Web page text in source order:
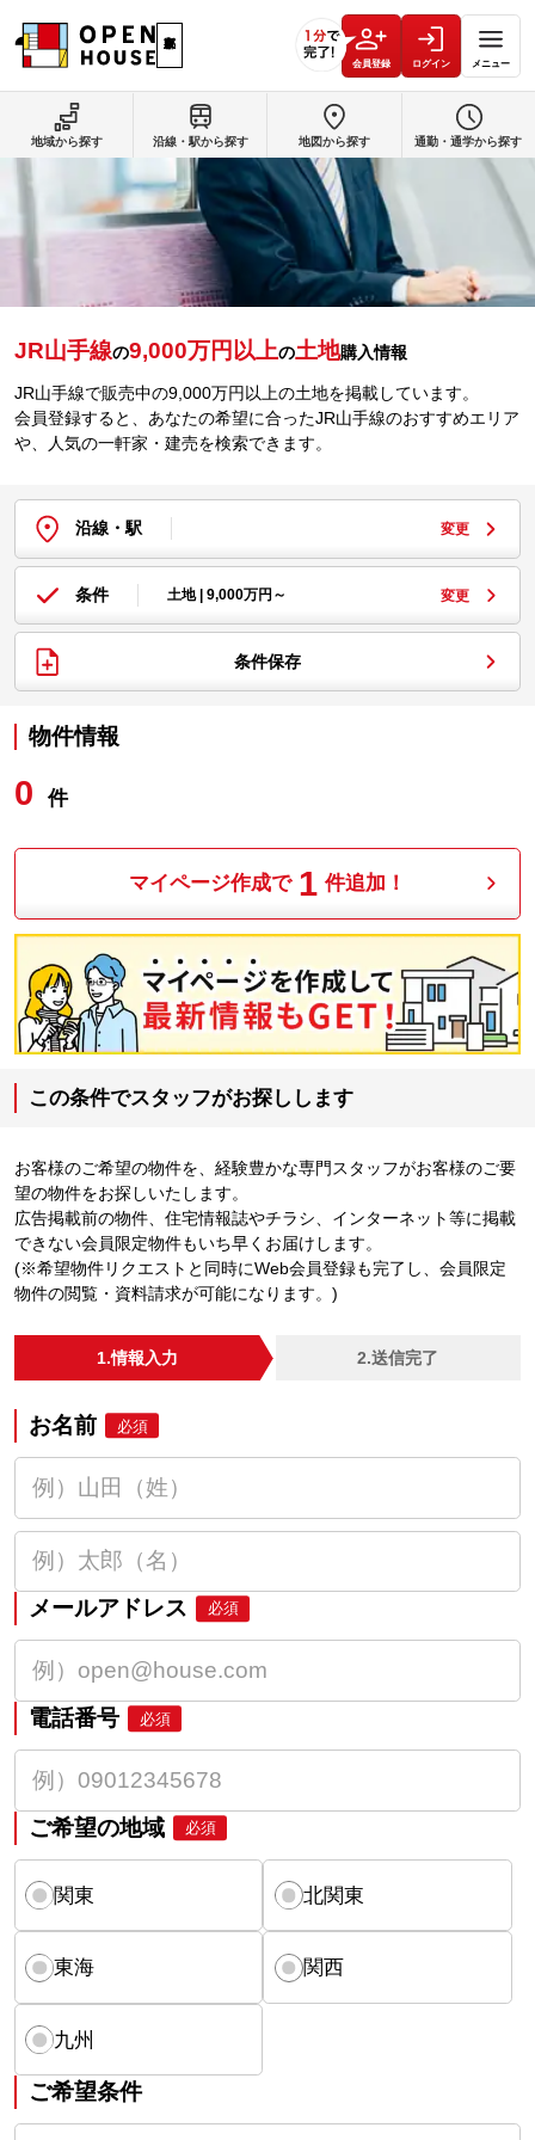
会員登録 ログイン メニュー
JR山手線の9,000万円以上の土地購入情報
JR山手線で販売中の9,000万円以上の土地を掲載しています。
会員登録すると、あなたの希望に合ったJR山手線のおすすめエリア
や、人気の一軒家・建売を検索できます。
沿線・駅 変更
条件 土地 | 9,000万円～ 変更
条件保存
物件情報
0 件
マイページ作成で 1 件追加！
この条件でスタッフがお探しします
お客様のご希望の物件を、経験豊かな専門スタッフがお客様のご要
望の物件をお探しいたします。
広告掲載前の物件、住宅情報誌やチラシ、インターネット等に掲載
できない会員限定物件もいち早くお届けします。
(※希望物件リクエストと同時にWeb会員登録も完了し、会員限定
物件の閲覧・資料請求が可能になります。)
1.情報入力 2.送信完了
お名前 必須
メールアドレス 必須
電話番号 必須
ご希望の地域 必須
関東 北関東
東海 関西
九州
ご希望条件
地域から探す 沿線・駅から探す 地図から探す 通勤・通学から探す